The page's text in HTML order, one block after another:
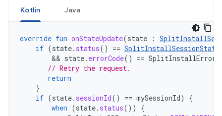
Kotlin Java
override fun onStateUpdate(state :
if (state. status() ==
        &&
state. errorCode() ==
// Retry the request.
return
}
if (state. sessionId() == mySessionId)
{
when (state. status())
{